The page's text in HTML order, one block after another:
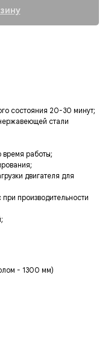
состояния 20-30 минут;
стали
время работы;
двигателя для
производительности
- 1300 мм)